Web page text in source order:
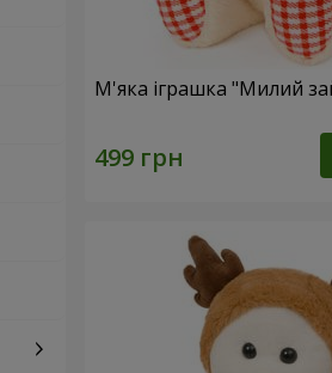
М'яка іграшка "Милий